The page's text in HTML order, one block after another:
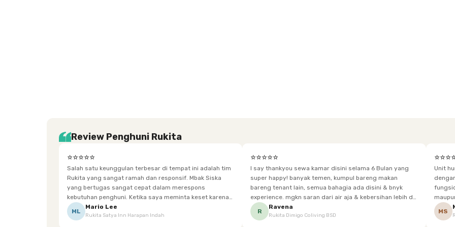
Review Penghuni Rukita
⭐⭐⭐⭐⭐
Salah satu keunggulan terbesar di tempat ini adalah tim
Rukita yang sangat ramah dan responsif. Mbak Siska
yang bertugas sangat cepat dalam merespons
kebutuhan penghuni. Ketika saya meminta keset karena
sempat terpeleset, permintaan tersebut langsung
dipenuhi dengan cepat. Terima kasih Mbak Siska.
ML
Mario Lee
Rukita Satya Inn Harapan Indah
⭐⭐⭐⭐⭐
I say thankyou sewa kamar disini selama 6 Bulan yang
super happy! banyak temen, kumpul bareng makan
bareng tenant lain, semua bahagia ada disini & bnyk
experience. mgkn saran dari air aja & kebersihan lebih di
tingkatkan lagi. but, I love Rukita
R
Ravena
Rukita Dimigo Coliving BSD
Unit
dengan baik. Desain kamar modern,
fungsional, sehingga cocok untuk
maupun panjang.
sesuai dengan
MS